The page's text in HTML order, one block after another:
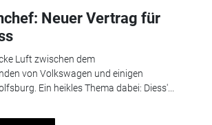
Neuer Vertrag für
Luft zwischen dem
von Volkswagen und einigen
Ein heikles Thema dabei: Diess'...